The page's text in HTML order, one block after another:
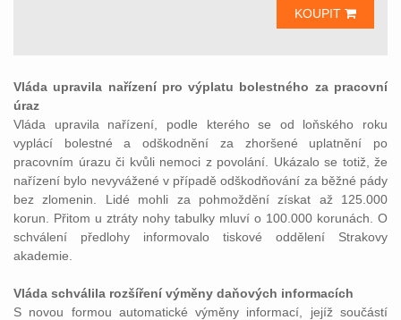
KOUPIT
Vláda upravila nařízení pro výplatu bolestného za pracovní
úraz
Vláda upravila nařízení, podle kterého se od loňského roku
vyplácí bolestné a odškodnění za zhoršené uplatnění po
pracovním úrazu či kvůli nemoci z povolání. Ukázalo se totiž, že
nařízení bylo nevyvážené v případě odškodňování za běžné pády
bez zlomenin. Lidé mohli za pohmoždění získat až 125.000
korun. Přitom u ztráty nohy tabulky mluví o 100.000 korunách. O
schválení předlohy informovalo tiskové oddělení Strakovy
akademie.
Vláda schválila rozšíření výměny daňových informacích
S novou formou automatické výměny informací, jejíž součástí